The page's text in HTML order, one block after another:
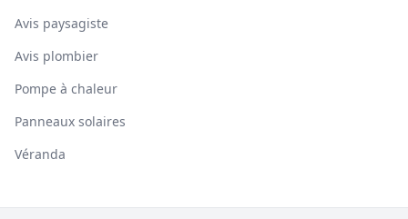
Avis paysagiste
Avis plombier
Pompe à chaleur
Panneaux solaires
Véranda